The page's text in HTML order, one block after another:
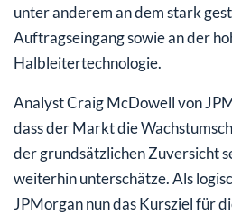
unter anderem an dem stark
Auftragseingang sowie an der
Halbleitertechnologie.
Analyst Craig McDowell von
dass der Markt die
der grundsätzlichen Zuversicht
weiterhin unterschätze. Als
JPMorgan nun das Kursziel für